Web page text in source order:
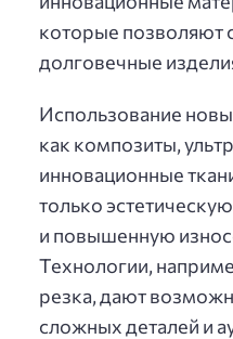
которые позволяют
долговечные
Использование
как композиты,
инновационные
только
и повышенную
Технологии,
резка, дают
сложных деталей и